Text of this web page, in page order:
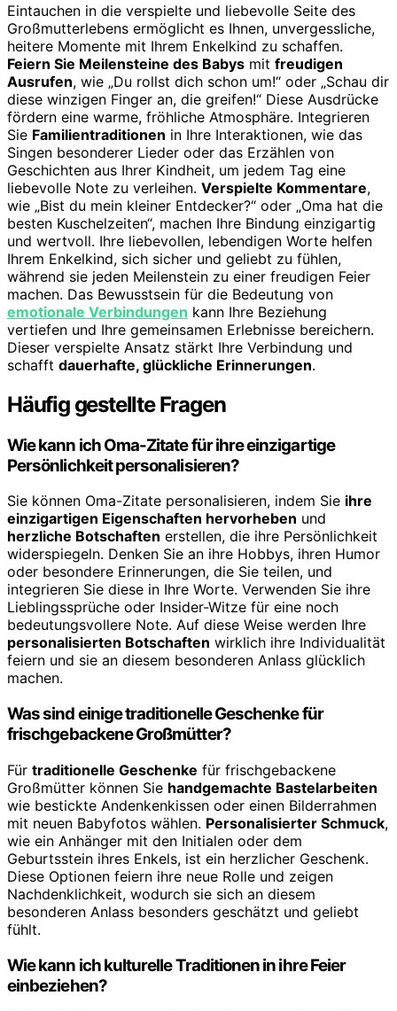
Eintauchen in die verspielte und liebevolle Seite des
Großmutterlebens ermöglicht es Ihnen, unvergessliche,
heitere Momente mit Ihrem Enkelkind zu schaffen.
Feiern Sie Meilensteine des Babys mit freudigen
Ausrufen, wie „Du rollst dich schon um!“ oder „Schau dir
diese winzigen Finger an, die greifen!“ Diese Ausdrücke
fördern eine warme, fröhliche Atmosphäre. Integrieren
Sie Familientraditionen in Ihre Interaktionen, wie das
Singen besonderer Lieder oder das Erzählen von
Geschichten aus Ihrer Kindheit, um jedem Tag eine
liebevolle Note zu verleihen. Verspielte Kommentare,
wie „Bist du mein kleiner Entdecker?“ oder „Oma hat die
besten Kuschelzeiten“, machen Ihre Bindung einzigartig
und wertvoll. Ihre liebevollen, lebendigen Worte helfen
Ihrem Enkelkind, sich sicher und geliebt zu fühlen,
während sie jeden Meilenstein zu einer freudigen Feier
machen. Das Bewusstsein für die Bedeutung von
emotionale Verbindungen kann Ihre Beziehung
vertiefen und Ihre gemeinsamen Erlebnisse bereichern.
Dieser verspielte Ansatz stärkt Ihre Verbindung und
schafft dauerhafte, glückliche Erinnerungen.
Häufig gestellte Fragen
Wie kann ich Oma-Zitate für ihre einzigartige
Persönlichkeit personalisieren?
Sie können Oma-Zitate personalisieren, indem Sie ihre
einzigartigen Eigenschaften hervorheben und
herzliche Botschaften erstellen, die ihre Persönlichkeit
widerspiegeln. Denken Sie an ihre Hobbys, ihren Humor
oder besondere Erinnerungen, die Sie teilen, und
integrieren Sie diese in Ihre Worte. Verwenden Sie ihre
Lieblingssprüche oder Insider-Witze für eine noch
bedeutungsvollere Note. Auf diese Weise werden Ihre
personalisierten Botschaften wirklich ihre Individualität
feiern und sie an diesem besonderen Anlass glücklich
machen.
Was sind einige traditionelle Geschenke für
frischgebackene Großmütter?
Für traditionelle Geschenke für frischgebackene
Großmütter können Sie handgemachte Bastelarbeiten
wie bestickte Andenkenkissen oder einen Bilderrahmen
mit neuen Babyfotos wählen. Personalisierter Schmuck,
wie ein Anhänger mit den Initialen oder dem
Geburtsstein ihres Enkels, ist ein herzlicher Geschenk.
Diese Optionen feiern ihre neue Rolle und zeigen
Nachdenklichkeit, wodurch sie sich an diesem
besonderen Anlass besonders geschätzt und geliebt
fühlt.
Wie kann ich kulturelle Traditionen in ihre Feier
einbeziehen?